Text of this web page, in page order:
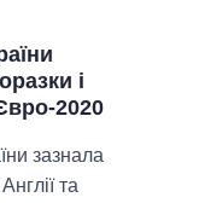
і
2020
зазнала
та